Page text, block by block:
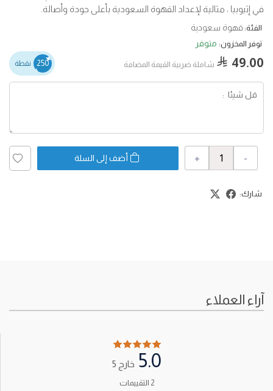
في إثيوبيا ، مثالية لإعداد القهوة السعودية بأعلى جودة وأصالة.
الفئة: قهوة سعودية
توفر المخزون: متوفر
49.00 شاملة ضربية القيمة المضافة 250 نقطة
-
+ أضف إلى السلة
شارك:
آراء العملاء
5.0 خارج 5
2 التقييمات